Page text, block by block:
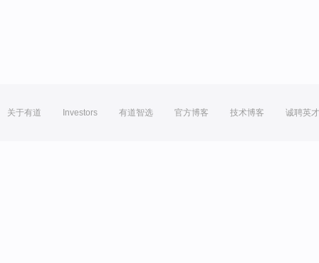
关于有道 Investors 有道智选 官方博客 技术博客 诚聘英才